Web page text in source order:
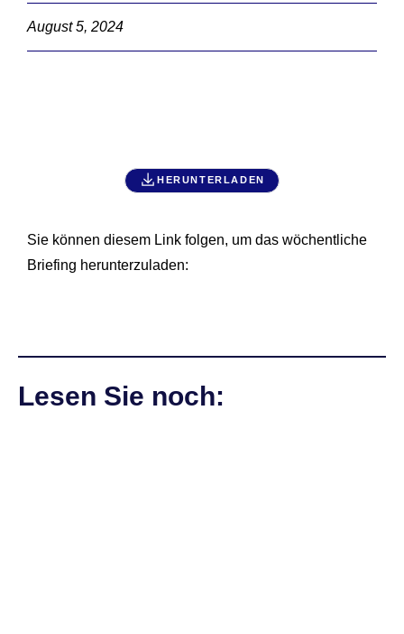
August 5, 2024
HERUNTERLADEN
Sie können diesem Link folgen, um das wöchentliche
Briefing herunterzuladen:
Lesen Sie noch: